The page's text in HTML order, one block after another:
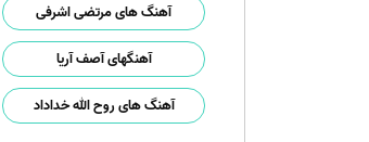
آهنگ های مرتضی اشرفی
آهنگهای آصف آریا
آهنگ های روح الله خداداد